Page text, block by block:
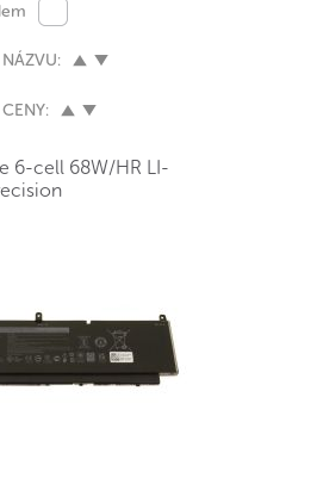
6-cell 68W/HR LI-